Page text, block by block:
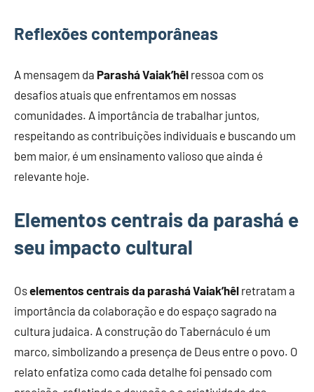
Reflexões contemporâneas
A mensagem da Parashá Vaiak’hêl ressoa com os
desafios atuais que enfrentamos em nossas
comunidades. A importância de trabalhar juntos,
respeitando as contribuições individuais e buscando um
bem maior, é um ensinamento valioso que ainda é
relevante hoje.
Elementos centrais da parashá e
seu impacto cultural
Oselementos centrais da parashá Vaiak’hêl retratam a
importância da colaboração e do espaço sagrado na
cultura judaica. A construção do Tabernáculo é um
marco, simbolizando a presença de Deus entre o povo. O
relato enfatiza como cada detalhe foi pensado com